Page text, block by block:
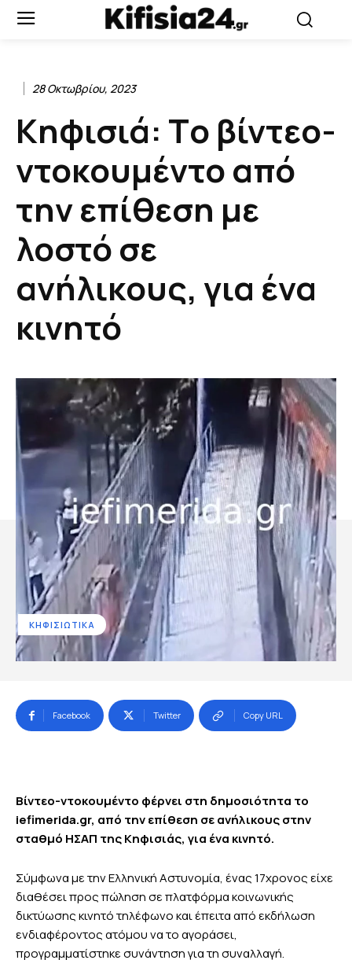
28 Οκτωβρίου, 2023
Κηφισιά: Τo βίντεο-
ντοκουμέντο από
την επίθεση με
λοστό σε
ανήλικους, για ένα
κινητό
ΚΗΦΙΣΙΩΤΙΚΑ
Facebook Twitter Copy URL
Βίντεο-ντοκουμέντο φέρνει στη δημοσιότητα το
iefimerida.gr, από την επίθεση σε ανήλικους στην
σταθμό ΗΣΑΠ της Κηφισιάς, για ένα κινητό.
Σύμφωνα με την Ελληνική Αστυνομία, ένας 17χρονος είχε
διαθέσει προς πώληση σε πλατφόρμα κοινωνικής
δικτύωσης κινητό τηλέφωνο και έπειτα από εκδήλωση
ενδιαφέροντος ατόμου να το αγοράσει,
προγραμματίστηκε συνάντηση για τη συναλλαγή.